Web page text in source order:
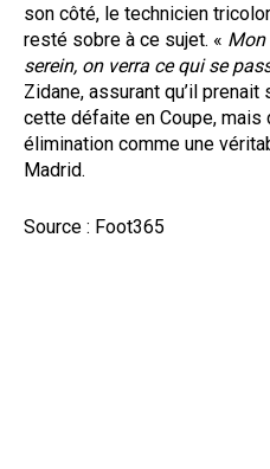
son côté, le technicien
resté sobre à ce sujet. « Mon
serein, on verra ce qui se
Zidane, assurant qu’il
cette défaite en Coupe, mais
élimination comme une
Madrid.
Source : Foot365